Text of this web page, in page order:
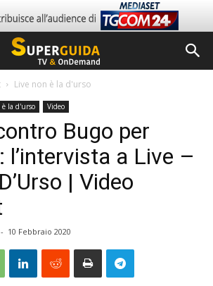
Live non è la d'urso
la d'urso Video
Bugo per
l’intervista a Live –
| Video
- 10 Febbraio 2020